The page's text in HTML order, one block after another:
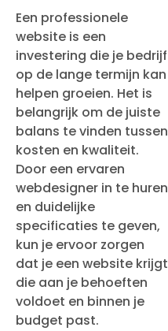
Een professionele
website is een
investering die je bedrijf
op de lange termijn kan
helpen groeien. Het is
belangrijk om de juiste
balans te vinden tussen
kosten en kwaliteit.
Door een ervaren
webdesigner in te huren
en duidelijke
specificaties te geven,
kun je ervoor zorgen
dat je een website krijgt
die aan je behoeften
voldoet en binnen je
budget past.